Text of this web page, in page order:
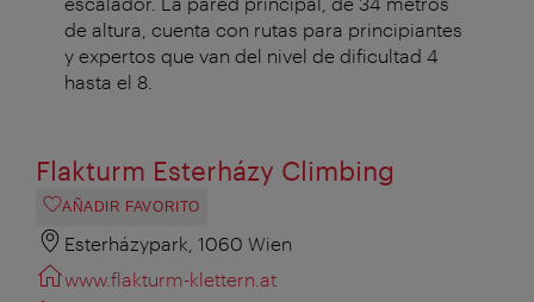
de altura, cuenta con rutas para principiantes
y expertos que van del nivel de dificultad 4
hasta el 8.
Flakturm Esterházy Climbing
AÑADIR FAVORITO
Esterházypark, 1060 Wien
www.flakturm-klettern.at